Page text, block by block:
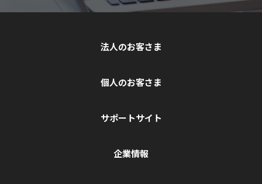
法人のお客さま
個人のお客さま
サポートサイト
企業情報